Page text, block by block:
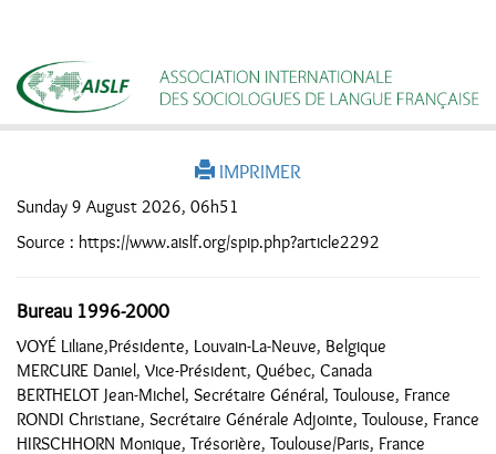
IMPRIMER
Sunday 9 August 2026, 06h51
Source : https://www.aislf.org/spip.php?article2292
Bureau 1996-2000
VOYÉ Liliane,Présidente, Louvain-La-Neuve, Belgique
MERCURE Daniel, Vice-Président, Québec, Canada
BERTHELOT Jean-Michel, Secrétaire Général, Toulouse, France
RONDI Christiane, Secrétaire Générale Adjointe, Toulouse, France
HIRSCHHORN Monique, Trésorière, Toulouse/Paris, France